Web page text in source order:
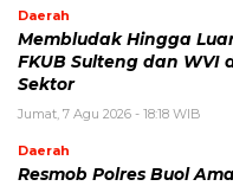
Daerah
Membludak Hingga
FKUB Sulteng dan WVI
Sektor
Jumat, 7 Agu 2026 - 18:18 WIB
Daerah
Resmob Polres Buol